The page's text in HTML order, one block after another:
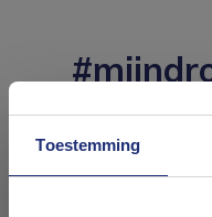
Toestemming
en tag
inspirerende